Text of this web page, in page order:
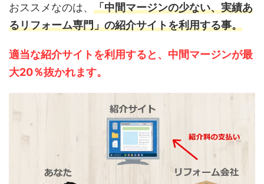
おススメなのは、 「中間マージンの少ない、実績あ
るリフォーム専門」の紹介サイトを利用する事。
適当な紹介サイトを利用すると、中間マージンが最
大20％抜かれます。